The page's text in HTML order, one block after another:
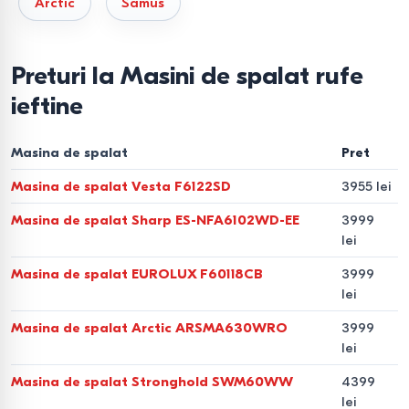
uscare
Modelele „2 în 1” combină spălarea și uscarea într-un singur
aparat. Sunt o soluție practică pentru apartamente fără
balcon sau uscător separat, atunci când este important să
De ce sunt importanți
parametrii tehnici
Capacitatea și viteza de
centrifugare
Capacitatea indică cantitatea de rufe ce poate fi spălată
într-un ciclu: 5–7 kg sunt suficiente pentru 1–2 persoane,
iar 8–10 kg sunt recomandate pentru familii. Viteza de
centrifugare (1200–1400 rotații/min) reduce umiditatea
Preturi la Masini de spalat rufe
ieftine
Masina de spalat Pret
Masina de spalat Vesta F6122SD 3955 lei
Masina de spalat Sharp ES-NFA6102WD-EE
3999
lei
Masina de spalat EUROLUX F60118CB
3999
lei
Masina de spalat Arctic ARSMA630WRO
3999
lei
Masina de spalat Stronghold SWM60WW
4399
lei